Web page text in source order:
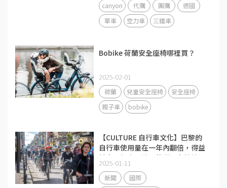
canyon 代購 團購
德國
單車
空力車 三鐵車
Bobike 荷蘭安全座椅哪裡買？
2025-02-01
荷蘭 兒童安全座椅
安全座椅
親子車
bobike
【CULTURE 自行車文化】巴黎的
自行車使用量在一年內翻倍，得益
於大量投資，這股熱潮還在持續
2025-01-11
新聞
國際